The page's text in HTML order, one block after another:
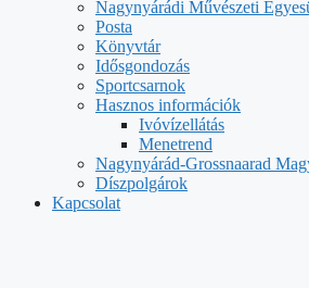
Nagynyárádi Művészeti
Posta
Könyvtár
Idősgondozás
Sportcsarnok
Hasznos információk
Ivóvízellátás
Menetrend
Nagynyárád-Grossnaarad
Díszpolgárok
Kapcsolat